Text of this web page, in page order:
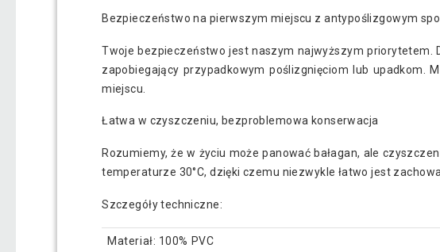
Bezpieczeństwo na pierwszym miejscu z antypoślizgowym
Twoje bezpieczeństwo jest naszym najwyższym priorytetem.
zapobiegający przypadkowym poślizgnięciom lub upadkom.
miejscu.
Łatwa w czyszczeniu, bezproblemowa konserwacja
Rozumiemy, że w życiu może panować bałagan, ale
temperaturze 30°C, dzięki czemu niezwykle łatwo jest
Szczegóły techniczne:
Materiał: 100% PVC